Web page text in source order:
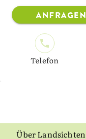
ANFRAGEN
Telefon
Über Landsichten